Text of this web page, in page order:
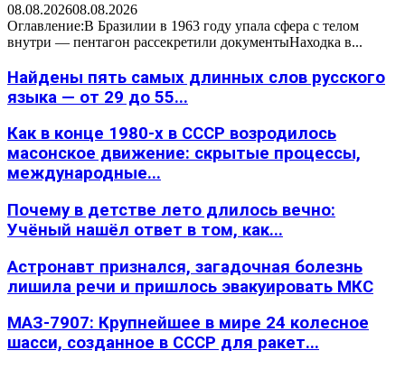
08.08.202608.08.2026
Оглавление:В Бразилии в 1963 году упала сфера с телом
внутри — пентагон рассекретили документыНаходка в...
Найдены пять самых длинных слов русского
языка — от 29 до 55...
Как в конце 1980-х в СССР возродилось
масонское движение: скрытые процессы,
международные...
Почему в детстве лето длилось вечно:
Учёный нашёл ответ в том, как...
Астронавт признался, загадочная болезнь
лишила речи и пришлось эвакуировать МКС
МАЗ-7907: Крупнейшее в мире 24 колесное
шасси, созданное в СССР для ракет...